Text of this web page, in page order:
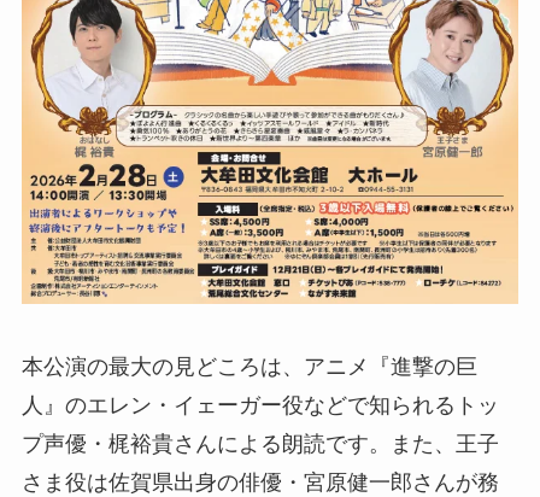
本公演の最大の見どころは、アニメ『進撃の巨
人』のエレン・イェーガー役などで知られるトッ
プ声優・梶裕貴さんによる朗読です。また、王子
さま役は佐賀県出身の俳優・宮原健一郎さんが務